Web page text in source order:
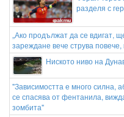
разделя с
„Ако продължат да се вдигат,
зареждане вече струва
Ниското ниво на
"Зависимостта е много силна,
се спасява от фентанила,
зомбита"